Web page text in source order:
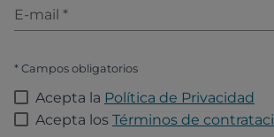
E-mail *
* Campos obligatorios
Acepta la Política de Privacidad
Acepta los Términos de